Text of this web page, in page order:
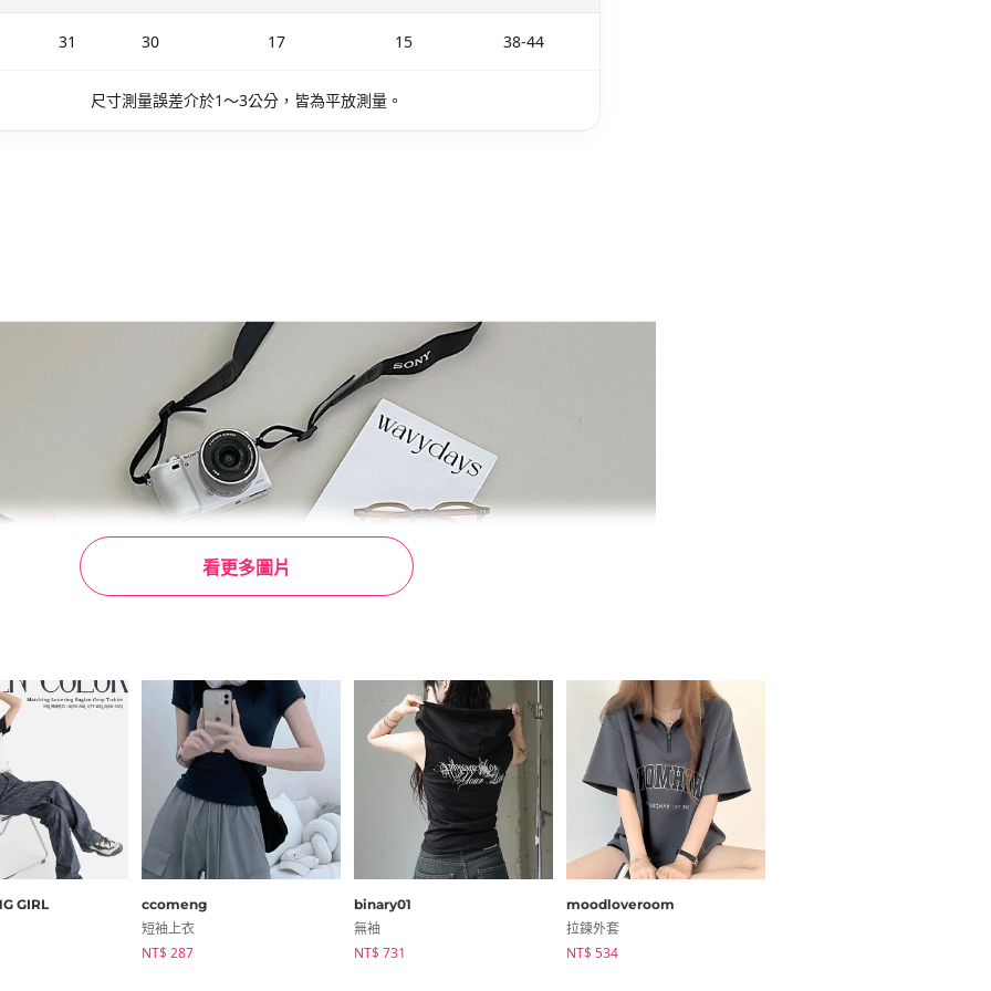
看更多圖片
31 30 17 15 38-44
尺寸測量誤差介於1～3公分，皆為平放測量。
GIRL ccomeng
短袖上衣
NT$ 287
binary01
無袖
NT$ 731
moodloveroom
拉鍊外套
NT$ 534